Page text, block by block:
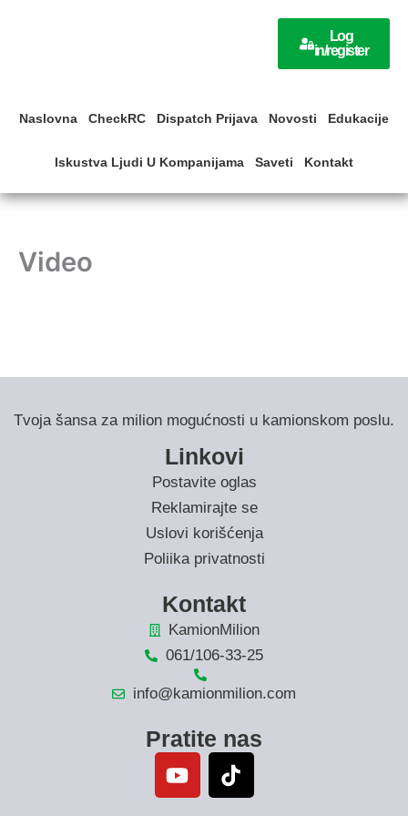
Log
in/register
Naslovna CheckRC Dispatch Prijava Novosti Edukacije
Iskustva Ljudi U Kompanijama Saveti Kontakt
Video
Tvoja šansa za milion mogućnosti u kamionskom poslu.
Linkovi
Postavite oglas
Reklamirajte se
Uslovi korišćenja
Poliika privatnosti
Kontakt
KamionMilion
061/106-33-25
info@kamionmilion.com
Pratite nas
Y
o